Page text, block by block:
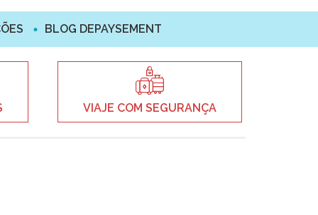
BLOG DEPAYSEMENT
VIAJE COM SEGURANÇA